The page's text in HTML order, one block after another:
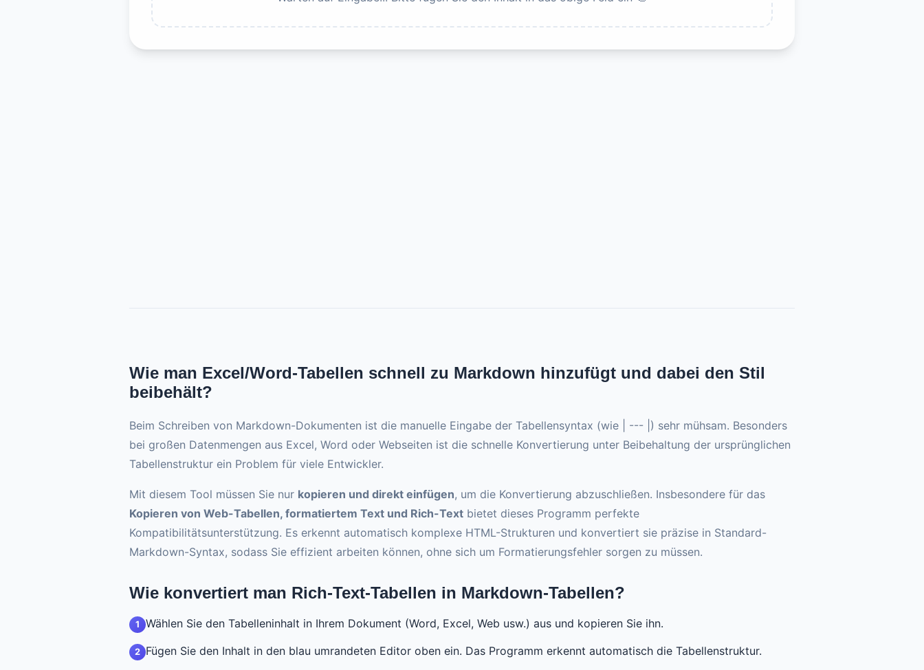
Wie man Excel/Word-Tabellen schnell zu Markdown hinzufügt und dabei den Stil
beibehält?
Beim Schreiben von Markdown-Dokumenten ist die manuelle Eingabe der Tabellensyntax (wie | --- |) sehr mühsam. Besonders
bei großen Datenmengen aus Excel, Word oder Webseiten ist die schnelle Konvertierung unter Beibehaltung der ursprünglichen
Tabellenstruktur ein Problem für viele Entwickler.
Mit diesem Tool müssen Sie nur kopieren und direkt einfügen, um die Konvertierung abzuschließen. Insbesondere für das
Kopieren von Web-Tabellen, formatiertem Text und Rich-Text bietet dieses Programm perfekte
Kompatibilitätsunterstützung. Es erkennt automatisch komplexe HTML-Strukturen und konvertiert sie präzise in Standard-
Markdown-Syntax, sodass Sie effizient arbeiten können, ohne sich um Formatierungsfehler sorgen zu müssen.
Wie konvertiert man Rich-Text-Tabellen in Markdown-Tabellen?
1 Wählen Sie den Tabelleninhalt in Ihrem Dokument (Word, Excel, Web usw.) aus und kopieren Sie ihn.
2 Fügen Sie den Inhalt in den blau umrandeten Editor oben ein. Das Programm erkennt automatisch die Tabellenstruktur.